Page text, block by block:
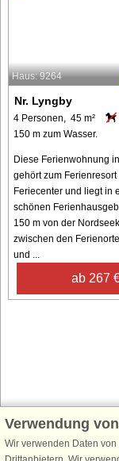
Haus: 9264
Nr. Lyngby
4 Personen, 45 m²
150 m zum Wasser.
Diese Ferienwohnung
gehört zum Ferienresort
Feriecenter und liegt in
schönen
150 m von der
zwischen den
und ...
ab 267
Schließen Sie sich
Erhalten Sie einen
Ferienhausurlaub -
Verwendung
Wir verwenden Daten